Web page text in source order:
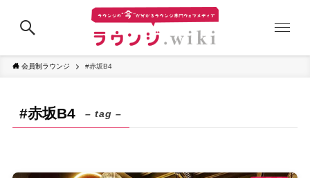
会員制ラウンジ #赤坂B4
#赤坂B4 – tag –